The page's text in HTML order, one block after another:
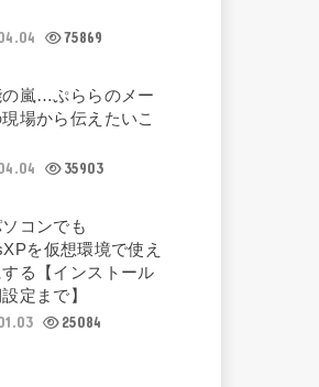
75869
の嵐…ぷららのメー
場から伝えたいこ
35903
コンでも
を仮想環境で使え
る【インストール
定まで】
25084